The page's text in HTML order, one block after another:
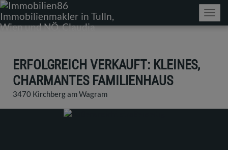
ERFOLGREICH VERKAUFT: KLEINES,
CHARMANTES FAMILIENHAUS
3470 Kirchberg am Wagram